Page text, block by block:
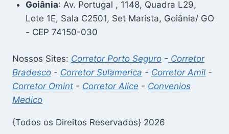
Goiânia: Av. Portugal , 1148, Quadra L29,
Lote 1E, Sala C2501, Set Marista, Goiânia/ GO
- CEP 74150-030
Nossos Sites: Corretor Porto Seguro - Corretor
Bradesco - Corretor Sulamerica - Corretor Amil -
Corretor Omint - Corretor Alice - Convenios
Medico
{Todos os Direitos Reservados} 2026